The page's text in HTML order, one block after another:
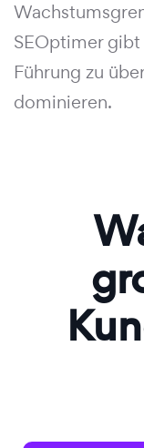
SEOptimer
Führung zu
dominieren.